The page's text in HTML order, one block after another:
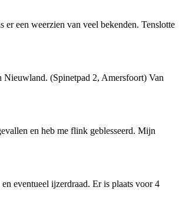
een weerzien van veel bekenden. Tenslotte
(Spinetpad 2, Amersfoort) Van
en heb me flink geblesseerd. Mijn
eventueel ijzerdraad. Er is plaats voor 4